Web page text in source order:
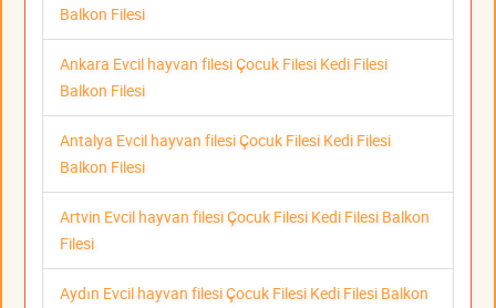
Balkon Filesi
Ankara Evcil hayvan filesi Çocuk Filesi Kedi Filesi
Balkon Filesi
Antalya Evcil hayvan filesi Çocuk Filesi Kedi Filesi
Balkon Filesi
Artvin Evcil hayvan filesi Çocuk Filesi Kedi Filesi Balkon
Filesi
Aydın Evcil hayvan filesi Çocuk Filesi Kedi Filesi Balkon